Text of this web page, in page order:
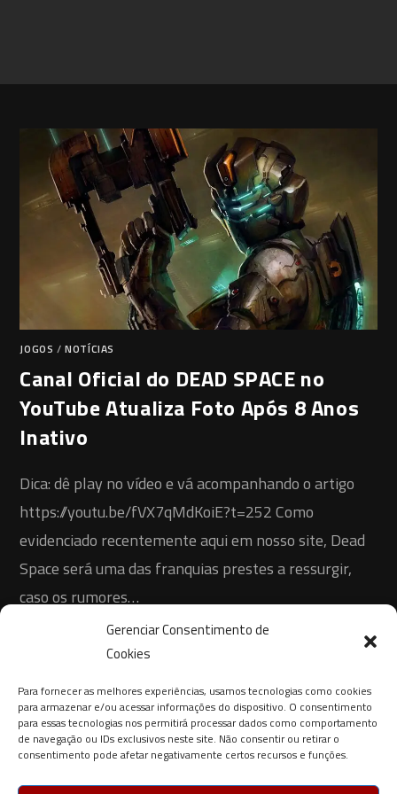
Gerenciar Consentimento de
Cookies
Para fornecer as melhores experiências, usamos tecnologias como cookies
para armazenar e/ou acessar informações do dispositivo. O consentimento
para essas tecnologias nos permitirá processar dados como comportamento
de navegação ou IDs exclusivos neste site. Não consentir ou retirar o
consentimento pode afetar negativamente certos recursos e funções.
JOGOS /NOTÍCIAS
Canal Oficial do DEAD SPACE no
YouTube Atualiza Foto Após 8 Anos
Inativo
Dica: dê play no vídeo e vá acompanhando o artigo
https://youtu.be/fVX7qMdKoiE?t=252 Como
evidenciado recentemente aqui em nosso site, Dead
Space será uma das franquias prestes a ressurgir,
caso os rumores…
30 DE JUNHO DE 2021